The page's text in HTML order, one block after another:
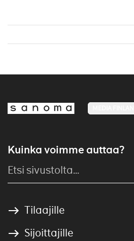
Kuinka voimme auttaa?
Tilaajille
Sijoittajille